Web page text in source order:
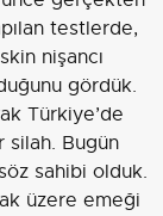
testlerde,
nişancı
gördük.
Türkiye’de
silah. Bugün
sahibi olduk.
üzere emeği